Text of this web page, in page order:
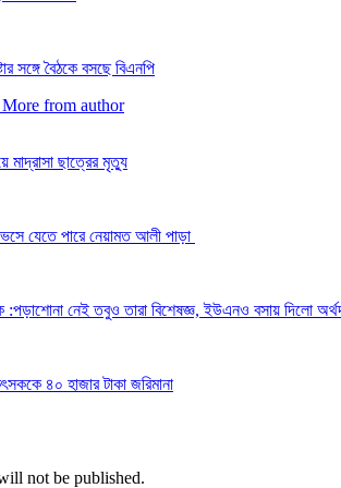
সঙ্গে বৈঠকে বসছে বিএনপি
More from author
মাদ্রাসা ছাত্রের মৃত্যু
যেতে পারে নেয়ামত আলী পাড়া
:পড়াশোনা নেই তবুও তারা বিশেষজ্ঞ, ইউএনও বসায় দিলো
৪০ হাজার টাকা জরিমানা
not be published.